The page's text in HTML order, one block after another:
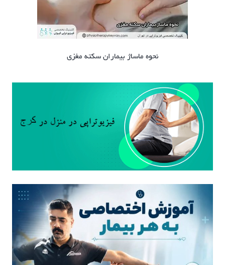
نحوه ماساژ بیماران سکته مغزی